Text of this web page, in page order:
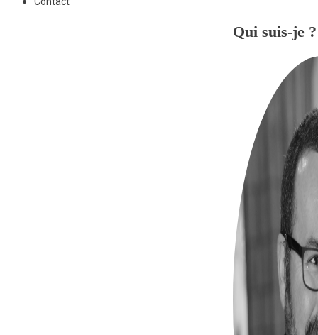
Qui suis-je ?